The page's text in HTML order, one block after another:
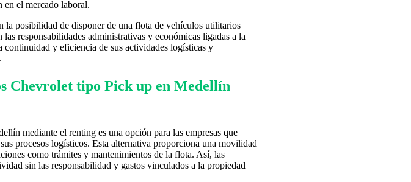
en el mercado laboral.
la posibilidad de disponer de una flota de vehículos utilitarios
responsabilidades administrativas y económicas ligadas a la
y eficiencia de sus actividades logísticas y
Chevrolet tipo Pick up en Medellín
mediante el renting es una opción para las empresas que
procesos logísticos. Esta alternativa proporciona una movilidad
como trámites y mantenimientos de la flota. Así, las
sin las responsabilidad y gastos vinculados a la propiedad